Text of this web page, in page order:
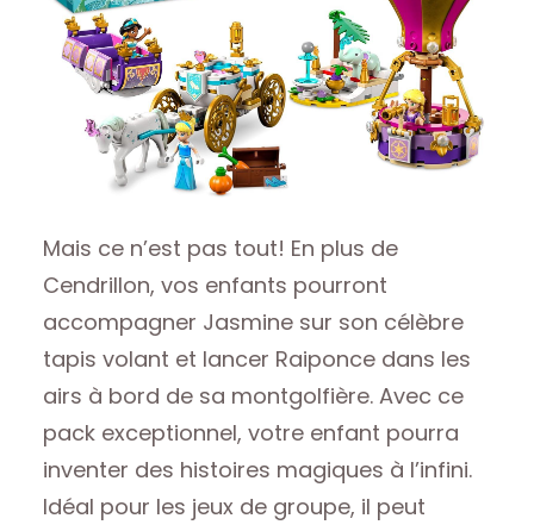
Mais ce n’est pas tout! En plus de
Cendrillon, vos enfants pourront
accompagner Jasmine sur son célèbre
tapis volant et lancer Raiponce dans les
airs à bord de sa montgolfière. Avec ce
pack exceptionnel, votre enfant pourra
inventer des histoires magiques à l’infini.
Idéal pour les jeux de groupe, il peut